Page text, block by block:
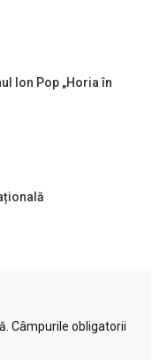
Ion Pop „Horia în
Câmpurile obligatorii